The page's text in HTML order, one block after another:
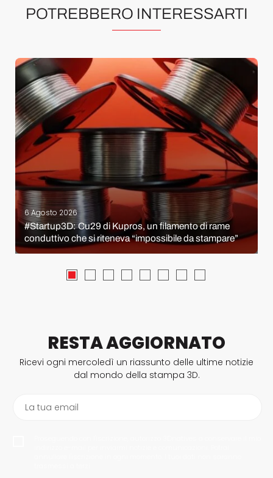
POTREBBERO INTERESSARTI
6 Agosto 2026
#Startup3D: Cu29 di Kupros, un filamento di rame
conduttivo che si riteneva “impossibile da stampare”
RESTA AGGIORNATO
Ricevi ogni mercoledì un riassunto delle ultime notizie
dal mondo della stampa 3D.
La tua email